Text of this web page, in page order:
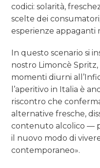
codici: solarità,
scelte dei
esperienze appaganti
In questo scenario si
nostro Limoncè
momenti diurni
l’aperitivo in Italia è
riscontro che
alternative fresche,
contenuto alcolico —
il nuovo modo di
contemporaneo».